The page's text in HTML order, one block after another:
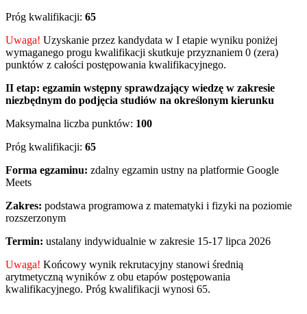
Próg kwalifikacji: 65
Uwaga! Uzyskanie przez kandydata w I etapie wyniku poniżej
wymaganego progu kwalifikacji skutkuje przyznaniem 0 (zera)
punktów z całości postępowania kwalifikacyjnego.
II etap: egzamin wstępny sprawdzający wiedzę w zakresie
niezbędnym do podjęcia studiów na określonym kierunku
Maksymalna liczba punktów: 100
Próg kwalifikacji: 65
Forma egzaminu: zdalny egzamin ustny na platformie Google
Meets
Zakres: podstawa programowa z matematyki i fizyki na poziomie
rozszerzonym
Termin: ustalany indywidualnie w zakresie 15-17 lipca 2026
Uwaga! Końcowy wynik rekrutacyjny stanowi średnią
arytmetyczną wyników z obu etapów postępowania
kwalifikacyjnego. Próg kwalifikacji wynosi 65.